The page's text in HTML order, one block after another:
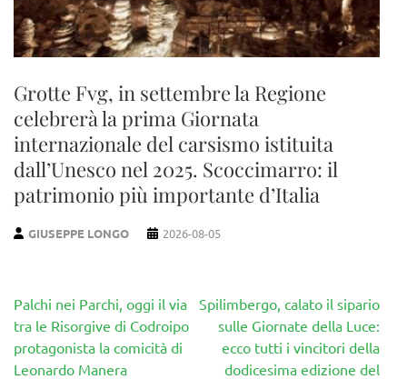
Grotte Fvg, in settembre la Regione
celebrerà la prima Giornata
internazionale del carsismo istituita
dall’Unesco nel 2025. Scoccimarro: il
patrimonio più importante d’Italia
GIUSEPPE LONGO 2026-08-05
Navigazione
articoli
Palchi nei Parchi, oggi il via
tra le Risorgive di Codroipo
protagonista la comicità di
Leonardo Manera
Spilimbergo, calato il sipario
sulle Giornate della Luce:
ecco tutti i vincitori della
dodicesima edizione del